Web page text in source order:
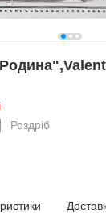
Роздріб